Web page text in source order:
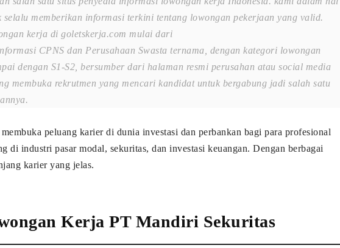
selalu memberikan informasi terkini tentang lowongan pekerjaan yang valid.
kerja di goletskerja.com mulai dari
CPNS dan Perusahaan Swasta ternama, dengan kategori lowongan
dengan S1-S2, bersumber dari halaman resmi perusahan atau social media
membuka rekrutmen yang mencari kandidat untuk bergabung jadi salah satu
peluang karier di dunia investasi dan perbankan bagi para profesional
di industri pasar modal, sekuritas, dan investasi keuangan. Dengan berbagai
karier yang jelas.
Kerja PT Mandiri Sekuritas